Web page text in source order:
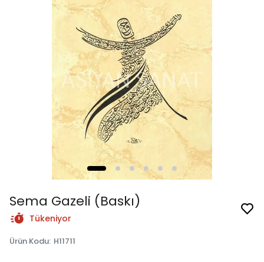
Sema Gazeli (Baskı)
Tükeniyor
Ürün Kodu: H11711